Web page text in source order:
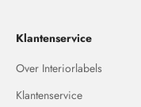
Klantenservice
Over Interiorlabels
Klantenservice